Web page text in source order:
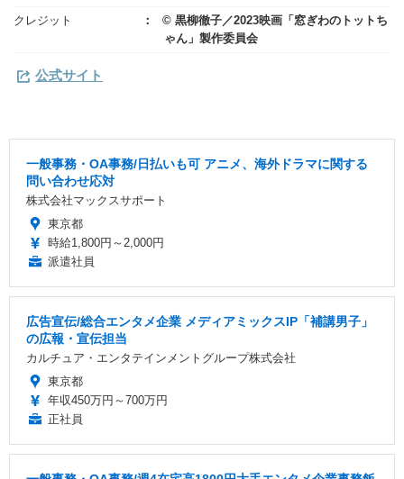
クレジット
© 黒柳徹子／2023映画「窓ぎわのトットち
ゃん」製作委員会
公式サイト
一般事務・OA事務/日払いも可 アニメ、海外ドラマに関する
問い合わせ応対
株式会社マックスサポート
東京都
時給1,800円～2,000円
派遣社員
広告宣伝/総合エンタメ企業 メディアミックスIP「補講男子」
の広報・宣伝担当
カルチュア・エンタテインメントグループ株式会社
東京都
年収450万円～700万円
正社員